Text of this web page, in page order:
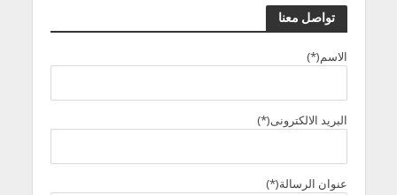
تواصل معنا
الاسم(*)
البريد الالكترونى(*)
عنوان الرسالة(*)